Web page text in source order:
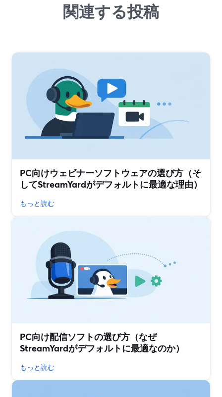
関連する投稿
PC向けウェビナーソフトウェアの選び方（そ
してStreamYardがデフォルトに最適な理由）
もっと読む
PC向け配信ソフトの選び方（なぜ
StreamYardがデフォルトに最適なのか）
もっと読む